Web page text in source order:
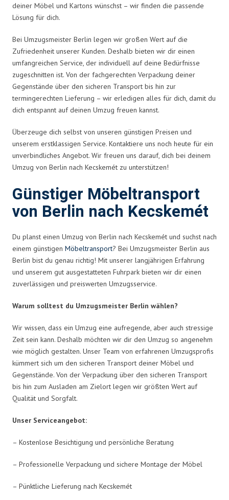
deiner Möbel und Kartons wünschst – wir finden die passende
Lösung für dich.
Bei Umzugsmeister Berlin legen wir großen Wert auf die
Zufriedenheit unserer Kunden. Deshalb bieten wir dir einen
umfangreichen Service, der individuell auf deine Bedürfnisse
zugeschnitten ist. Von der fachgerechten Verpackung deiner
Gegenstände über den sicheren Transport bis hin zur
termingerechten Lieferung – wir erledigen alles für dich, damit du
dich entspannt auf deinen Umzug freuen kannst.
Überzeuge dich selbst von unseren günstigen Preisen und
unserem erstklassigen Service. Kontaktiere uns noch heute für ein
unverbindliches Angebot. Wir freuen uns darauf, dich bei deinem
Umzug von Berlin nach Kecskemét zu unterstützen!
Günstiger Möbeltransport
von Berlin nach Kecskemét
Du planst einen Umzug von Berlin nach Kecskemét und suchst nach
einem günstigen Möbeltransport? Bei Umzugsmeister Berlin aus
Berlin bist du genau richtig! Mit unserer langjährigen Erfahrung
und unserem gut ausgestatteten Fuhrpark bieten wir dir einen
zuverlässigen und preiswerten Umzugsservice.
Warum solltest du Umzugsmeister Berlin wählen?
Wir wissen, dass ein Umzug eine aufregende, aber auch stressige
Zeit sein kann. Deshalb möchten wir dir den Umzug so angenehm
wie möglich gestalten. Unser Team von erfahrenen Umzugsprofis
kümmert sich um den sicheren Transport deiner Möbel und
Gegenstände. Von der Verpackung über den sicheren Transport
bis hin zum Ausladen am Zielort legen wir größten Wert auf
Qualität und Sorgfalt.
Unser Serviceangebot:
– Kostenlose Besichtigung und persönliche Beratung
– Professionelle Verpackung und sichere Montage der Möbel
– Pünktliche Lieferung nach Kecskemét